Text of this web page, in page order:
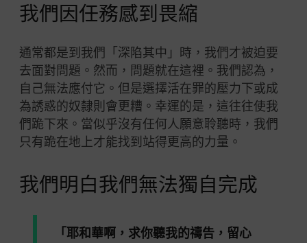
我們因任務感到畏縮
通常都是到我們「深陷其中」時，我們才被迫要
去面對問題。然而，問題就在這裡。我們認為，
自己無法應付它。但是選擇活在罪的壓力下或成
為誘惑的奴隸則會更糟。幸運的是，這往往使我
們跪下來。當似乎沒有任何人願意聆聽時，我們
只有跪在地上才能找到站得更高的力量。
我們明白我們無法獨自完成
「耶和華啊，求你聽我的禱告，留心